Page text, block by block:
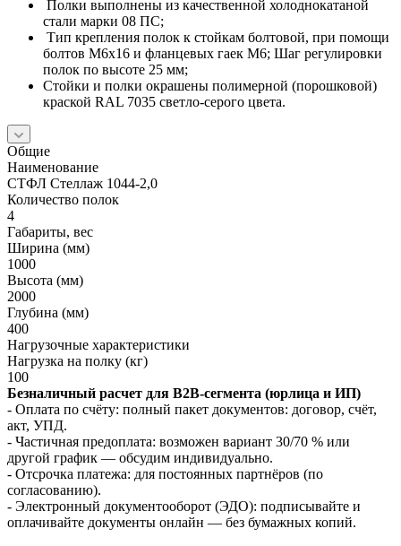
Полки выполнены из качественной холоднокатаной
стали марки 08 ПС;
Тип крепления полок к стойкам болтовой, при помощи
болтов М6х16 и фланцевых гаек М6; Шаг регулировки
полок по высоте 25 мм;
Стойки и полки окрашены полимерной (порошковой)
краской RAL 7035 светло-серого цвета.
Общие
Наименование
СТФЛ Стеллаж 1044-2,0
Количество полок
4
Габариты, вес
Ширина (мм)
1000
Высота (мм)
2000
Глубина (мм)
400
Нагрузочные характеристики
Нагрузка на полку (кг)
100
Безналичный расчет для B2B‑сегмента (юрлица и ИП)
- Оплата по счёту: полный пакет документов: договор, счёт,
акт, УПД.
- Частичная предоплата: возможен вариант 30/70 % или
другой график — обсудим индивидуально.
- Отсрочка платежа: для постоянных партнёров (по
согласованию).
- Электронный документооборот (ЭДО): подписывайте и
оплачивайте документы онлайн — без бумажных копий.